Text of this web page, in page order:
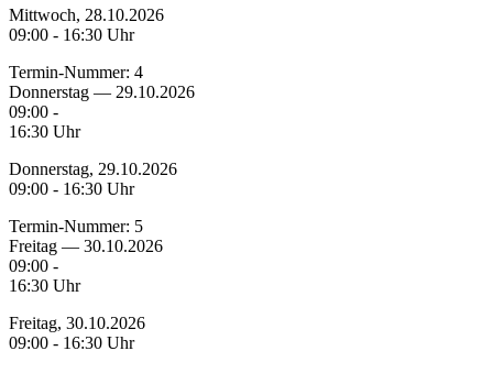
Mittwoch, 28.10.2026
09:00 - 16:30 Uhr
Termin-Nummer: 4
Donnerstag — 29.10.2026
09:00 -
16:30 Uhr
Donnerstag, 29.10.2026
09:00 - 16:30 Uhr
Termin-Nummer: 5
Freitag — 30.10.2026
09:00 -
16:30 Uhr
Freitag, 30.10.2026
09:00 - 16:30 Uhr